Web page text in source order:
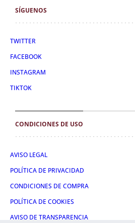
SÍGUENOS
TWITTER
FACEBOOK
INSTAGRAM
TIKTOK
CONDICIONES DE USO
AVISO LEGAL
POLÍTICA DE PRIVACIDAD
CONDICIONES DE COMPRA
POLÍTICA DE COOKIES
AVISO DE TRANSPARENCIA